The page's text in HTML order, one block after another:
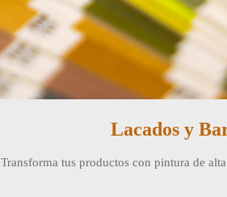
Lacados y
Transforma tus productos con pintura de